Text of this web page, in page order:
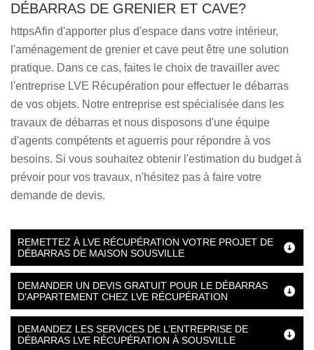
DÉBARRAS DE GRENIER ET CAVE?
httpsAfin d'apporter plus d'espace dans votre intérieur,
l'aménagement de grenier et cave peut être une solution
pratique. Dans ce cas, faites le choix de travailler avec
l'entreprise LVE Récupération pour effectuer le débarras
de vos objets. Notre entreprise est spécialisée dans les
travaux de débarras et nous disposons d'une équipe
d'agents compétents et aguerris pour répondre à vos
besoins. Si vous souhaitez obtenir l'estimation du budget à
prévoir pour vos travaux, n'hésitez pas à faire votre
demande de devis.
REMETTEZ À LVE RÉCUPÉRATION VOTRE PROJET DE
DÉBARRAS DE MAISON SOUSVILLE
DEMANDER UN DEVIS GRATUIT POUR LE DÉBARRAS
D'APPARTEMENT CHEZ LVE RÉCUPÉRATION
DEMANDEZ LES SERVICES DE L’ENTREPRISE DE
DÉBARRAS LVE RÉCUPÉRATION À SOUSVILLE